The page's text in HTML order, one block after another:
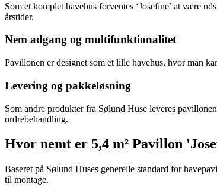
Som et komplet havehus forventes ‘Josefine’ at være
årstider.
Nem adgang og multifunktionalitet
Pavillonen er designet som et lille havehus, hvor man
Levering og pakkeløsning
Som andre produkter fra Sølund Huse leveres
ordrebehandling.
Hvor nemt er 5,4 m² Pavillon
Baseret på Sølund Huses generelle standard for
til montage.